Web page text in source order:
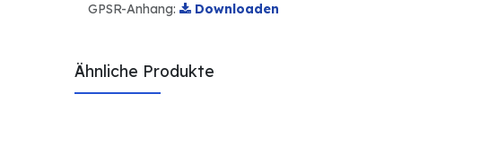
GPSR-Anhang:
Downloaden
Ähnliche Produkte